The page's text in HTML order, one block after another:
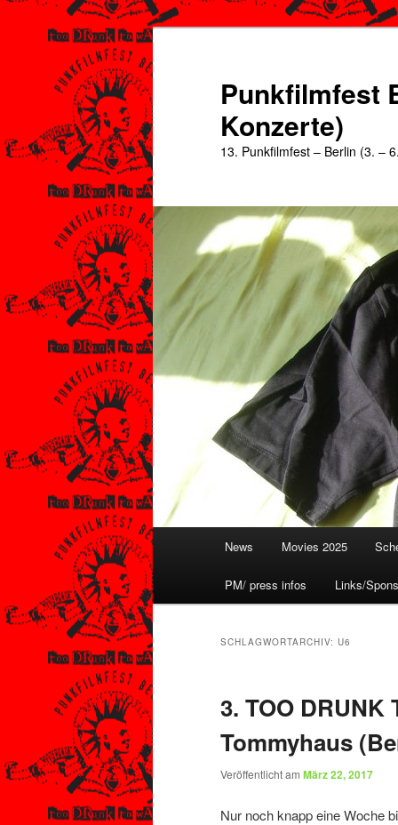
Punkfilmfest
Konzerte)
13. Punkfilmfest – Berlin (3. –
News Movies 2025
PM/ press infos Links/
SCHLAGWORTARCHIV: U6
3. TOO DRUNK
Tommyhaus
Veröffentlicht am März 22, 2017
Nur noch knapp eine Woche